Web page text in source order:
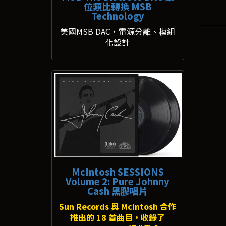
位類比轉換 MSB
Technology
美國MSB DAC，電源分離、模組
化設計
McIntosh SESSIONS
Volume 2: Pure Johnny
Cash 黑膠唱片
Sun Records 與 McIntosh 合作
推出的 18 首曲目，收錄了